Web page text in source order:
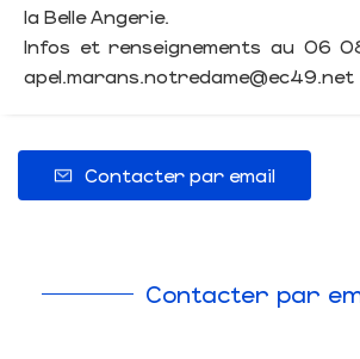
la Belle Angerie.
Infos et renseignements au 06
apel.marans.notredame@ec49.net
Contacter par email
Contacter par